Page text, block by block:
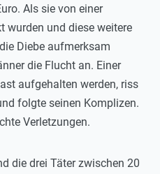
Als sie von einer
wurden und diese weitere
Diebe aufmerksam
die Flucht an. Einer
aufgehalten werden, riss
folgte seinen Komplizen.
Verletzungen.
die drei Täter zwischen 20